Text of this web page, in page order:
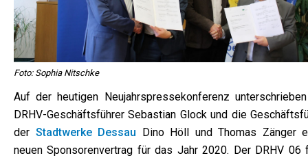
Foto: Sophia Nitschke
Auf der heutigen Neujahrspressekonferenz
DRHV-Geschäftsführer Sebastian Glock und die
der Stadtwerke Dessau Dino Höll und Thomas Zänger
neuen Sponsorenvertrag für das Jahr 2020. Der DRHV 06